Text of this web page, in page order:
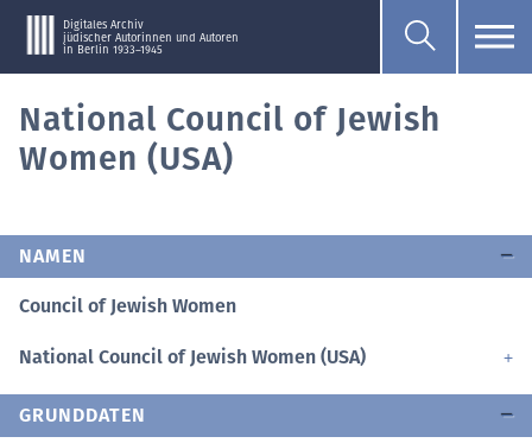
Digitales Archiv
jüdischer Autorinnen und Autoren
in Berlin 1933–1945
National Council of Jewish
Women (USA)
NAMEN
Council of Jewish Women
National Council of Jewish Women (USA)
GRUNDDATEN